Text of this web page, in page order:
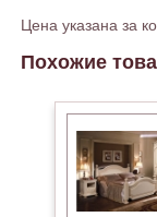
Цена указана за
Похожие